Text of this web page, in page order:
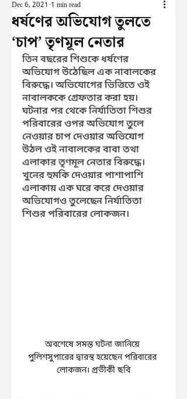
ধর্ষণের অভিযোগ তুলতে
‘চাপ’ তৃণমূল নেতার
Dec 6, 2021 1 min read
তিন বছরের শিশুকে ধর্ষণের
অভিযোগ উঠেছিল এক নাবালকের
বিরুদ্ধে। অভিযোগের ভিত্তিতে ওই
নাবালককে গ্রেফতার করা হয়।
ঘটনার পর থেকে নির্যাতিতা শিশুর
পরিবারের ওপর অভিযোগ তুলে
নেওয়ার চাপ দেওয়ার অভিযোগ
উঠল ওই নাবালকের বাবা তথা
এলাকার তৃণমূল নেতার বিরুদ্ধে।
খুনের হুমকি দেওয়ার পাশাপাশি
এলাকায় এক ঘরে করে দেওয়ার
অভিযোগও তুলেছেন নির্যাতিতা
শিশুর পরিবারের লোকজন।
অবশেষে সমস্ত ঘটনা জানিয়ে
পুলিশসুপারের দ্বারস্থ হয়েছেন পরিবারের
লোকজন। প্রতীকী ছবি